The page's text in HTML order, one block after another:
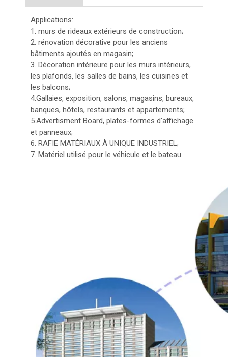
Applications:
1. murs de rideaux extérieurs de construction;
2. rénovation décorative pour les anciens
bâtiments ajoutés en magasin;
3. Décoration intérieure pour les murs intérieurs,
les plafonds, les salles de bains, les cuisines et
les balcons;
4.Gallaies, exposition, salons, magasins, bureaux,
banques, hôtels, restaurants et appartements;
5.Advertisment Board, plates-formes d'affichage
et panneaux;
6. RAFIE MATÉRIAUX À UNIQUE INDUSTRIEL;
7. Matériel utilisé pour le véhicule et le bateau.